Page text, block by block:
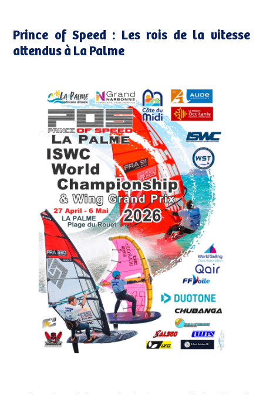
Prince of Speed : Les rois de la vitesse
attendus à La Palme